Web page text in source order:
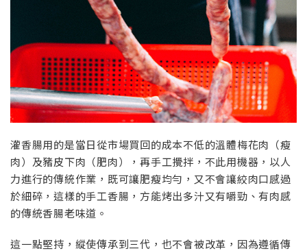
灌香腸用的是當日從市場買回的成本不低的溫體梅花肉（瘦
肉）及豬皮下肉（肥肉），再手工攪拌，不此用機器，以人
力進行的傳統作業，既可讓肥瘦均勻，又不會讓絞肉口感過
於細碎，這樣的手工香腸，方能烤出多汁又有嚼勁、有肉感
的傳統香腸老味道。
這一點堅持，縱使傳承到三代，也不會被改革，因為遵循傳